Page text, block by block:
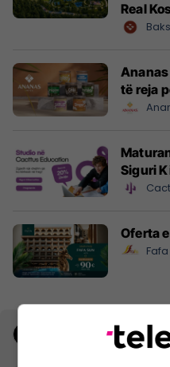
Real
zbuloni
të reja
Siguri
Oferta
Real Estate